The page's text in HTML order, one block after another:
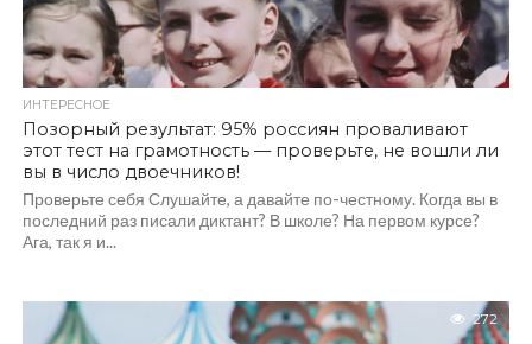
ИНТЕРЕСНОЕ
Позорный результат: 95% россиян проваливают
этот тест на грамотность — проверьте, не вошли ли
вы в число двоечников!
Проверьте себя Слушайте, а давайте по-честному. Когда вы в
последний раз писали диктант? В школе? На первом курсе?
Ага, так я и...
272